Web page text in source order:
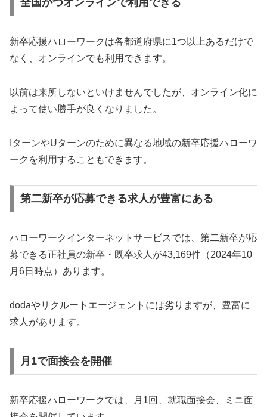
新卒応援ハローワークは各都道府県に1つ以上あるだけで
なく、オンラインでも利用できます。
以前は来所しないといけませんでしたが、オンライン化に
よって使い勝手が良くなりました。
IターンやUターンのために異なる地域の新卒応援ハローワ
ークを利用することもできます。
第二新卒が応募できる求人が豊富にある
ハローワークインターネットサービスでは、第二新卒が応
募できる正社員の新卒・既卒求人が43,169件（2024年10
月6日時点）あります。
dodaやリクルートエージェントには劣りますが、豊富に
求人があります。
月1で面接会を開催
新卒応援ハローワークでは、月1回、就職面接会、ミニ面